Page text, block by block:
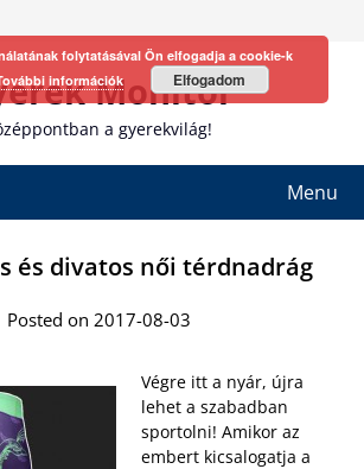
Monitor
a gyerekvilág!
Menu
és divatos női térdnadrág
Posted on 2017-08-03
Végre itt a nyár, újra
lehet a szabadban
sportolni! Amikor az
embert kicsalogatja a
folytatásával Ön elfogadja a cookie-k
információk Elfogadom